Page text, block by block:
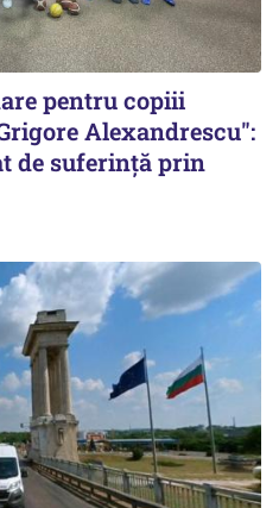
pentru copiii
Alexandrescu":
de suferință prin